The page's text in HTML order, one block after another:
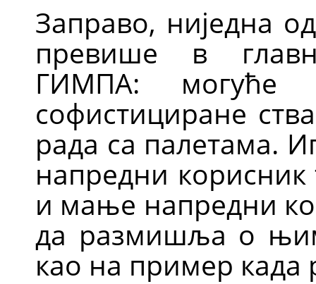
Заправо, ниједна
превише в
ГИМПА: могуће
софистициране
рада са палетама.
напредни корисник
и мање напредни
да размишља о
као на пример када